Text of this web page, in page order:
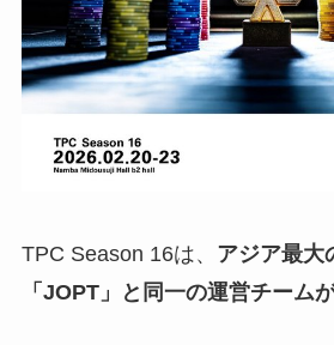
TPC Season 16は、 アジア最大
「JOPT」と同一の運営チーム